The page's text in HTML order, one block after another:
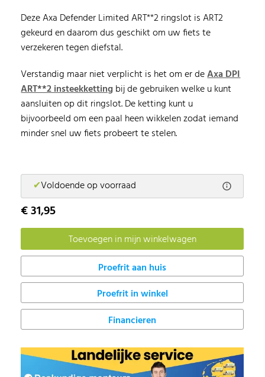
Deze Axa Defender Limited ART**2 ringslot is ART2
gekeurd en daarom dus geschikt om uw fiets te
verzekeren tegen diefstal.
Verstandig maar niet verplicht is het om er deAxa DPI
ART**2 insteekkettingbij de gebruiken welke u kunt
aansluiten op dit ringslot. De ketting kunt u
bijvoorbeeld om een paal heen wikkelen zodat iemand
minder snel uw fiets probeert te stelen.
✔Voldoende op voorraad
€ 31,95
Proefrit in winkel
Financieren